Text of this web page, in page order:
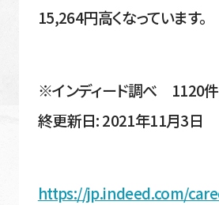
15,264円高くなっています。
※インディード調べ 1120件
終更新日: 2021年11月3日
https://jp.indeed.com/